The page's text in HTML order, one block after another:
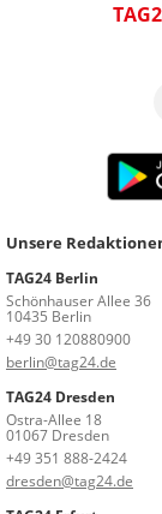
Unsere
TAG24 Berlin
Schönhauser Allee 36
10435 Berlin
+49 30 120880900
berlin@tag24.de
TAG24 Dresden
Ostra-Allee 18
01067 Dresden
+49 351 888-2424
dresden@tag24.de